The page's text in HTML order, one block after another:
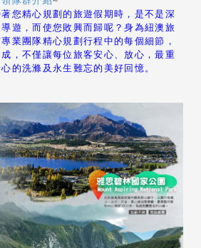
您精心規劃的旅遊假期時，是不是深
遊，而使您敗興而歸呢？身為紐澳旅
業團隊精心規劃行程中的每個細節，
，不僅讓每位旅客安心、放心，最重
的洗滌及永生難忘的美好回憶。